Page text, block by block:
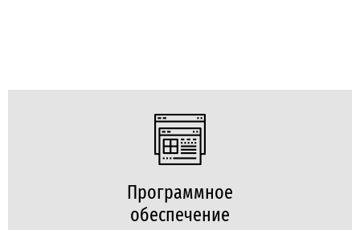
Программное
обеспечение